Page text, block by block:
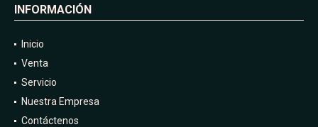
INFORMACIÓN
Inicio
Venta
Servicio
Nuestra Empresa
Contáctenos